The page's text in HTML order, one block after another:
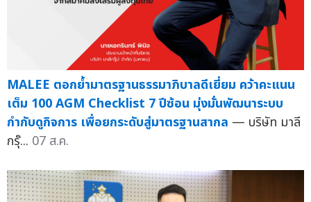
MALEE ตอกย้ำมาตรฐานธรรมาภิบาลดีเยี่ยม คว้าคะแนน
เต็ม 100 AGM Checklist 7 ปีซ้อน มุ่งมั่นพัฒนาระบบ
กำกับดูกิจการ เพื่อยกระดับสู่มาตรฐานสากล — บริษัท มาลี
กรุ๊... 07 ส.ค.